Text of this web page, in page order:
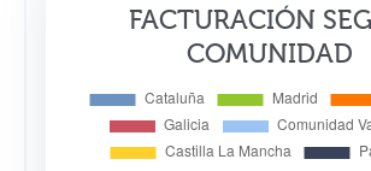
FACTURACIÓN
COMUNIDAD